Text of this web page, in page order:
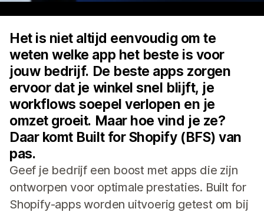
Het is niet altijd eenvoudig om te
weten welke app het beste is voor
jouw bedrijf. De beste apps zorgen
ervoor dat je winkel snel blijft, je
workflows soepel verlopen en je
omzet groeit. Maar hoe vind je ze?
Daar komt Built for Shopify (BFS) van
pas.
Geef je bedrijf een boost met apps die zijn
ontworpen voor optimale prestaties. Built for
Shopify-apps worden uitvoerig getest om bij